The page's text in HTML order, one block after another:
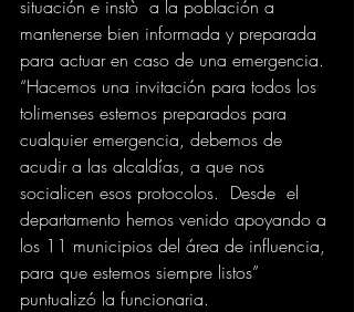
situación e instò  a la población a
mantenerse bien informada y preparada
para actuar en caso de una emergencia.
“Hacemos una invitación para todos los
tolimenses estemos preparados para
cualquier emergencia, debemos de
acudir a las alcaldías, a que nos
socialicen esos protocolos.  Desde  el
departamento hemos venido apoyando a
los 11 municipios del área de influencia,
para que estemos siempre listos”
puntualizó la funcionaria.